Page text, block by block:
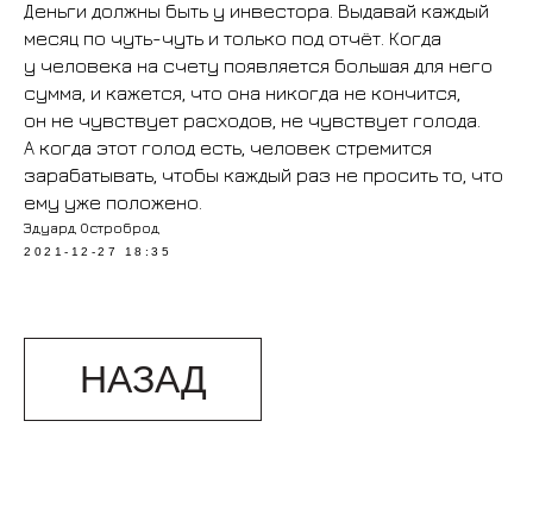
Деньги должны быть у инвестора. Выдавай каждый
месяц по чуть-чуть и только под отчёт. Когда
у человека на счету появляется большая для него
сумма, и кажется, что она никогда не кончится,
он не чувствует расходов, не чувствует голода.
А когда этот голод есть, человек стремится
зарабатывать, чтобы каждый раз не просить то, что
ему уже положено.
Эдуард Остроброд
2021-12-27 18:35
НАЗАД